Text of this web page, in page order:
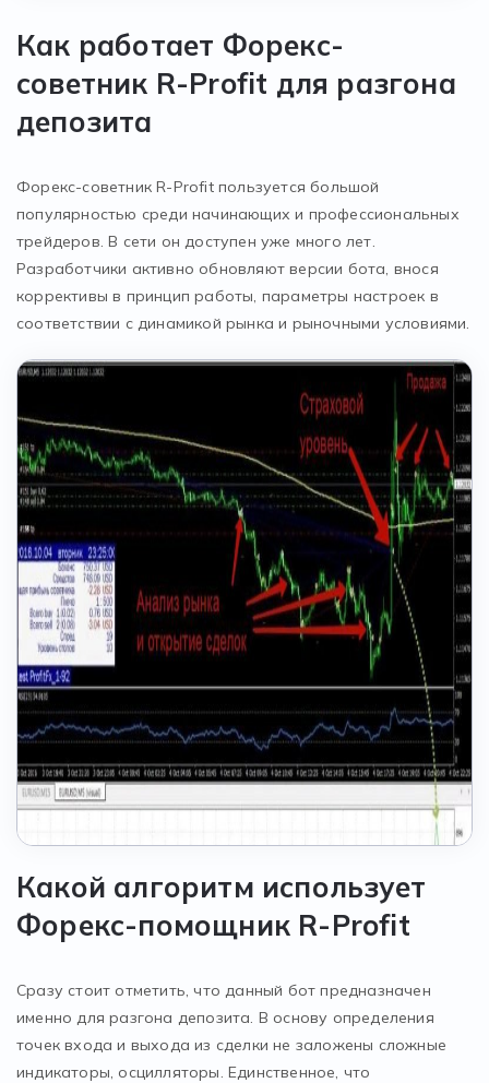
Как работает Форекс-
советник R-Profit для разгона
депозита
Форекс-советник R-Profit пользуется большой
популярностью среди начинающих и профессиональных
трейдеров. В сети он доступен уже много лет.
Разработчики активно обновляют версии бота, внося
коррективы в принцип работы, параметры настроек в
соответствии с динамикой рынка и рыночными условиями.
Какой алгоритм использует
Форекс-помощник R-Profit
Сразу стоит отметить, что данный бот предназначен
именно для разгона депозита. В основу определения
точек входа и выхода из сделки не заложены сложные
индикаторы, осцилляторы. Единственное, что